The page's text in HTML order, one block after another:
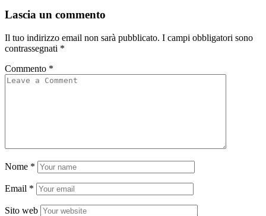
Lascia un commento
Il tuo indirizzo email non sarà pubblicato. I campi obbligatori sono
contrassegnati *
Commento *
Nome *
Email *
Sito web